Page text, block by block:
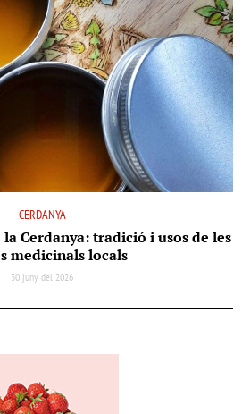
CERDANYA
la Cerdanya: tradició i usos de les
medicinals locals
30 juny del 2026